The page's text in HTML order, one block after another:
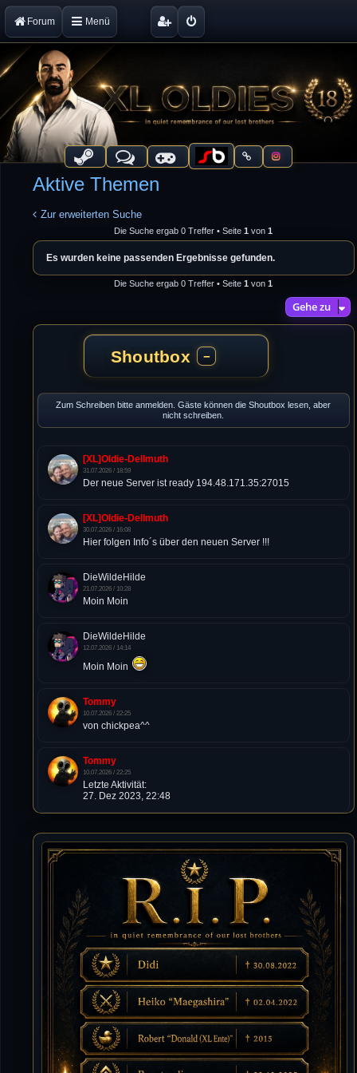
Forum Menü
Aktive Themen
Zur erweiterten Suche
Die Suche ergab 0 Treffer • Seite1 von1
Es wurden keine passenden Ergebnisse gefunden.
Die Suche ergab 0 Treffer • Seite1 von1
Gehe zu
Shoutbox −
Zum Schreiben bitte anmelden. Gäste können die Shoutbox lesen, aber
nicht schreiben.
[XL]Oldie-Dellmuth
31.07.2026 / 18:59
Der neue Server ist ready 194.48.171.35:27015
[XL]Oldie-Dellmuth
30.07.2026 / 16:08
Hier folgen Info´s über den neuen Server !!!
DieWildeHilde
21.07.2026 / 10:28
Moin Moin
DieWildeHilde
12.07.2026 / 14:14
Moin Moin
Tommy
10.07.2026 / 22:25
von chickpea^^
Tommy
10.07.2026 / 22:25
Letzte Aktivität:
27. Dez 2023, 22:48
DieWildeHilde
10.07.2026 / 12:48
Happy Birthday Chickpea
DieWildeHilde
10.07.2026 / 10:08
Hallo meine Lieben!
Isimiyaki
10.07.2026 / 00:34
Alles gute chickpea
Mojochilla
02.07.2026 / 15:53
Was geht aaaaaaaaaaaab